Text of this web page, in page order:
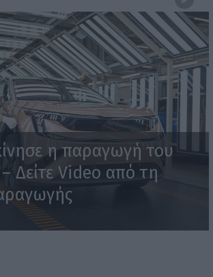
η παραγωγή του
Δείτε Video από τη